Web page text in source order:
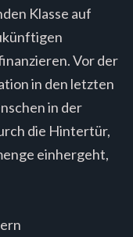
Klasse auf
Vor der
in den letzten
in der
die Hintertür,
einhergeht,